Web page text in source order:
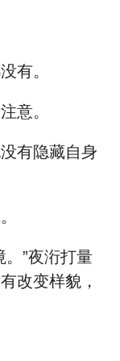
有。
意。
有隐藏自身
。”夜洐打量
改变样貌，